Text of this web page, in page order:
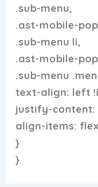
.sub-menu,
.ast-mobile-
.sub-menu li,
.ast-mobile-
.sub-menu
text-align: left
justify-
align-items:
}
}